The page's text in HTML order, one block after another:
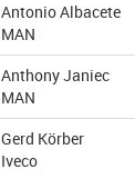
Antonio Albacete
MAN
Anthony Janiec
MAN
Gerd Körber
Iveco